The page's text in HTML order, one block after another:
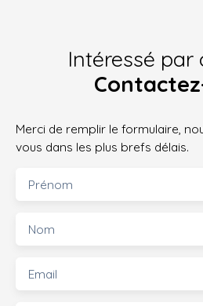
Intéressé par
Merci de remplir le formulaire,
vous dans les plus brefs délais.
Prénom
Nom
Email